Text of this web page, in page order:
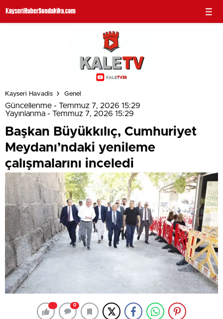
Kayseri Havadis Genel
Güncellenme - Temmuz 7, 2026 15:29
Yayınlanma - Temmuz 7, 2026 15:29
Başkan Büyükkılıç, Cumhuriyet
Meydanı’ndaki yenileme
çalışmalarını inceledi
0